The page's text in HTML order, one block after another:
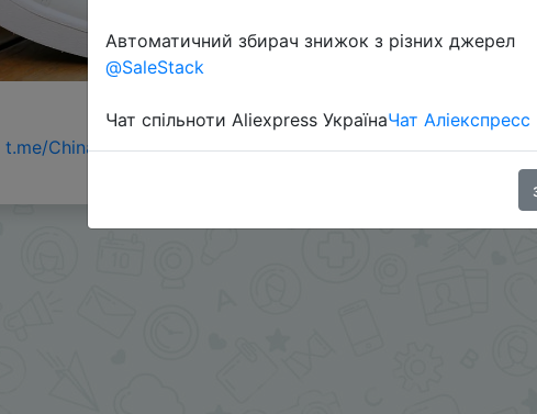
t.me/ChinaGoodBuy
Автоматичний збирач знижок з різних джерел
@SaleStack
Чат спільноти Aliexpress УкраїнаЧат Аліекспресс